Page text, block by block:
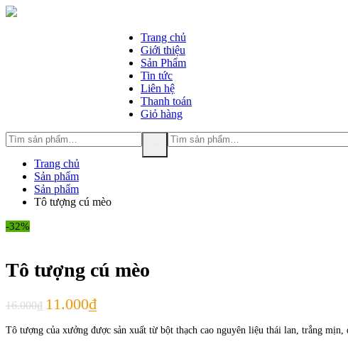
Trang chủ
Giới thiệu
Sản Phẩm
Tin tức
Liên hệ
Thanh toán
Giỏ hàng
Tìm
kiếm:
Tìm
kiếm:
Trang chủ
Sản phẩm
Sản phẩm
Tô tượng cú mèo
-32%
Tô tượng cú mèo
16.000₫ 11.000₫
Tô tượng của xưởng được sản xuất từ bột thạch cao nguyên liệu thái lan, trắng